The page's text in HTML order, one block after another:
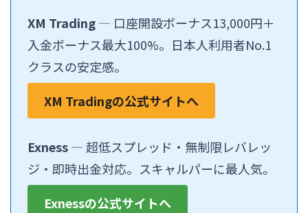
XM Trading― 口座開設ボーナス13,000円＋
入金ボーナス最大100%。日本人利用者No.1
クラスの安定感。
XM Tradingの公式サイトへ
Exness― 超低スプレッド・無制限レバレッ
ジ・即時出金対応。スキャルパーに最人気。
Exnessの公式サイトへ